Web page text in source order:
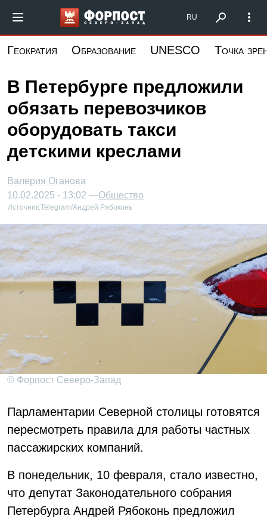
основному
Форпост Северо-Запад
RU
Геократия Образование UNESCO Точка
В Петербурге предложили
обязать перевозчиков
оборудовать такси
детскими креслами
Валерия Оганова
10.02.2025 - 13:02 —Общество
Источник:Telegram/Андрей Рябоконь
© Форпост Северо-Запад
Парламентарии Северной столицы готовятся
пересмотреть правила для работы частных
пассажирских компаний.
В понедельник, 10 февраля, стало известно,
что депутат Законодательного собрания
Петербурга Андрей Рябоконь предложил